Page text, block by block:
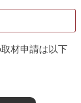
材申請は以下